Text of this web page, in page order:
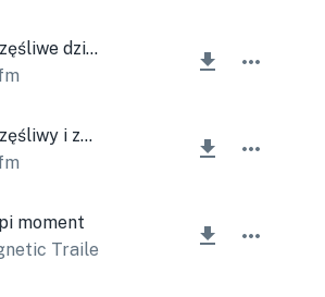
Szczęśliwe dziecko
Szczęśliwy i zabawny
moment
Trailer